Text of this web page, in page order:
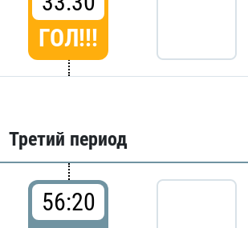
ГОЛ!!!
Третий период
56:20